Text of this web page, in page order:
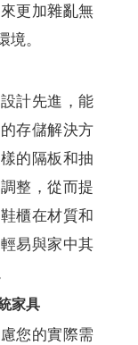
更加雜亂無
。
計先進，能
存儲解決方
的隔板和抽
整，從而提
櫃在材質和
易與家中其
家具
您的實際需